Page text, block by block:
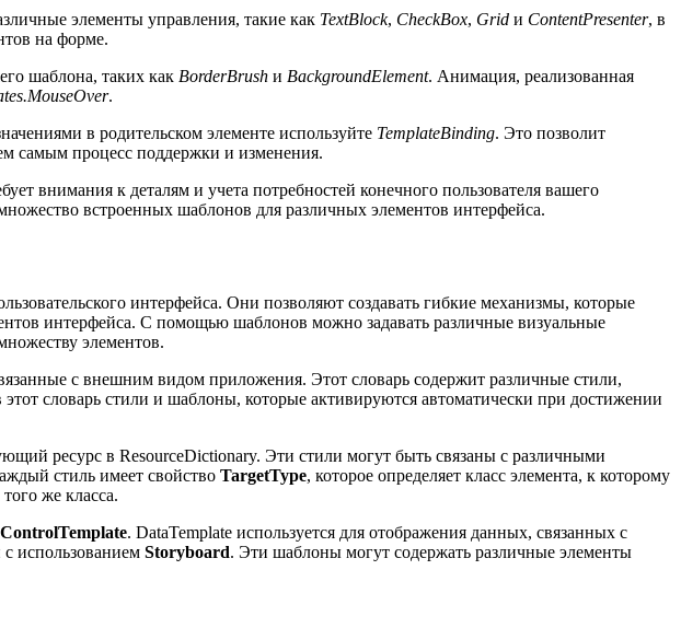
элементы управления, такие как TextBlock, CheckBox, Grid и ContentPresenter, в
на форме.
шаблона, таких как BorderBrush и BackgroundElement. Анимация, реализованная
.
в родительском элементе используйте TemplateBinding. Это позволит
самым процесс поддержки и изменения.
внимания к деталям и учета потребностей конечного пользователя вашего
встроенных шаблонов для различных элементов интерфейса.
интерфейса. Они позволяют создавать гибкие механизмы, которые
интерфейса. С помощью шаблонов можно задавать различные визуальные
элементов.
с внешним видом приложения. Этот словарь содержит различные стили,
словарь стили и шаблоны, которые активируются автоматически при достижении
ресурс в ResourceDictionary. Эти стили могут быть связаны с различными
стиль имеет свойство TargetType, которое определяет класс элемента, к которому
же класса.
ControlTemplate. DataTemplate используется для отображения данных, связанных с
использованием Storyboard. Эти шаблоны могут содержать различные элементы